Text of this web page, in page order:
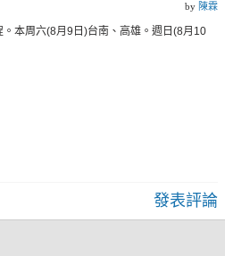
by 陳霖
本周六(8月9日)台南、高雄。週日(8月10
發表評論